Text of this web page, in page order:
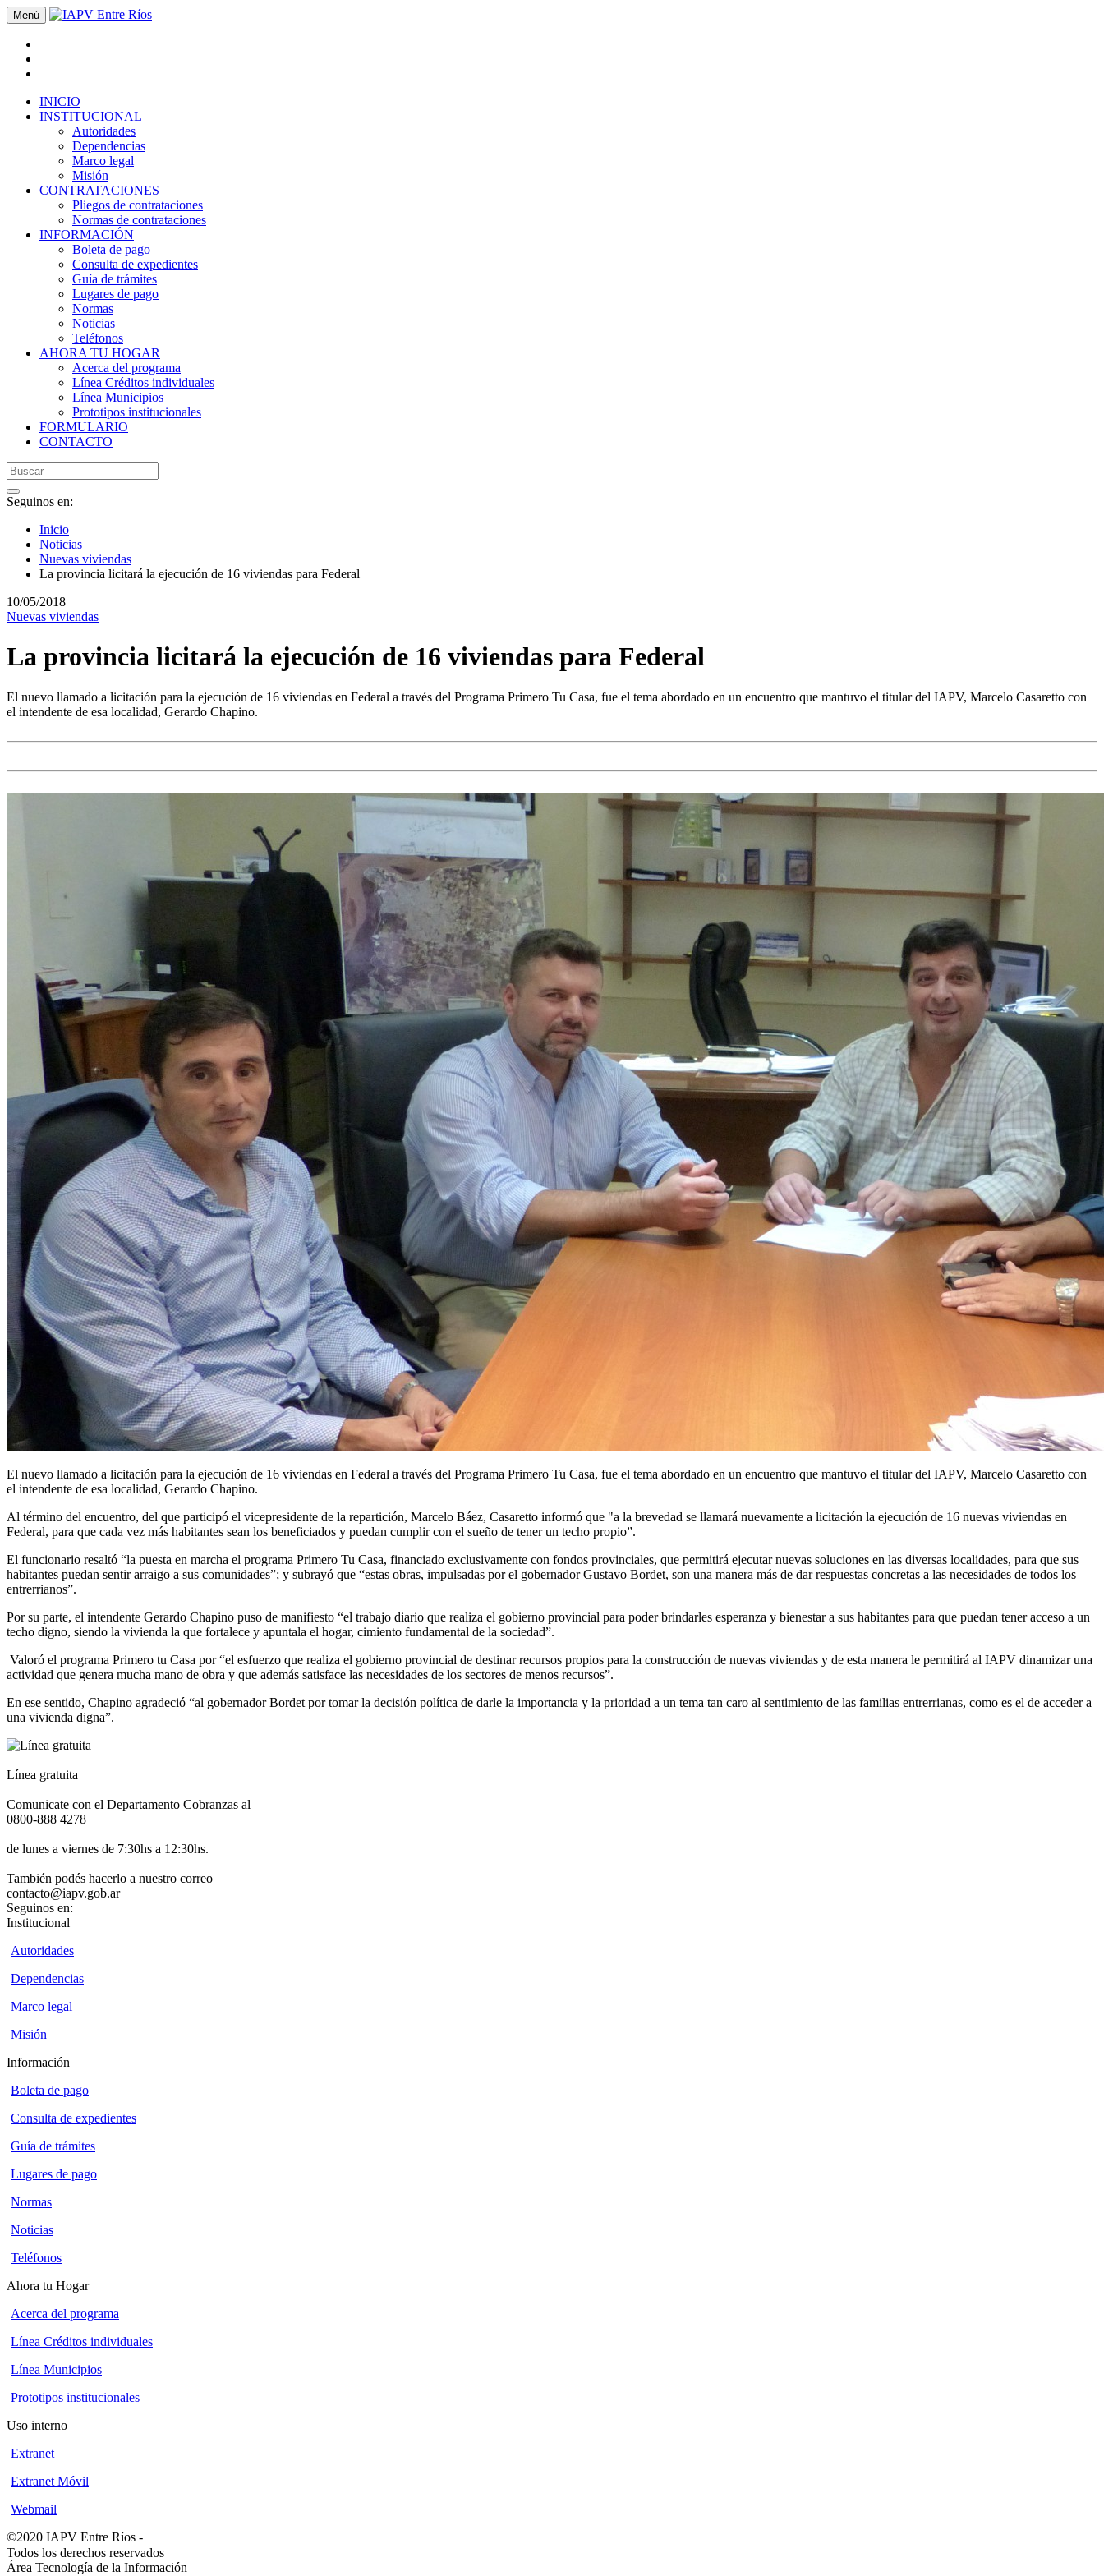
Menú
INICIO
INSTITUCIONAL
Autoridades
Dependencias
Marco legal
Misión
CONTRATACIONES
Pliegos de contrataciones
Normas de contrataciones
INFORMACIÓN
Boleta de pago
Consulta de expedientes
Guía de trámites
Lugares de pago
Normas
Noticias
Teléfonos
AHORA TU HOGAR
Acerca del programa
Línea Créditos individuales
Línea Municipios
Prototipos institucionales
FORMULARIO
CONTACTO
Seguinos en:
Inicio
Noticias
Nuevas viviendas
La provincia licitará la ejecución de 16 viviendas para Federal
10/05/2018
Nuevas viviendas
La provincia licitará la ejecución de 16 viviendas para Federal
El nuevo llamado a licitación para la ejecución de 16 viviendas en Federal a través del Programa Primero Tu Casa, fue el tema abordado en un encuentro que mantuvo el titular del IAPV, Marcelo Casaretto con
el intendente de esa localidad, Gerardo Chapino.
El nuevo llamado a licitación para la ejecución de 16 viviendas en Federal a través del Programa Primero Tu Casa, fue el tema abordado en un encuentro que mantuvo el titular del IAPV, Marcelo Casaretto con
el intendente de esa localidad, Gerardo Chapino.
Al término del encuentro, del que participó el vicepresidente de la repartición, Marcelo Báez, Casaretto informó que "a la brevedad se llamará nuevamente a licitación la ejecución de 16 nuevas viviendas en
Federal, para que cada vez más habitantes sean los beneficiados y puedan cumplir con el sueño de tener un techo propio”.
El funcionario resaltó “la puesta en marcha el programa Primero Tu Casa, financiado exclusivamente con fondos provinciales, que permitirá ejecutar nuevas soluciones en las diversas localidades, para que sus
habitantes puedan sentir arraigo a sus comunidades”; y subrayó que “estas obras, impulsadas por el gobernador Gustavo Bordet, son una manera más de dar respuestas concretas a las necesidades de todos los
entrerrianos”.
Por su parte, el intendente Gerardo Chapino puso de manifiesto “el trabajo diario que realiza el gobierno provincial para poder brindarles esperanza y bienestar a sus habitantes para que puedan tener acceso a un
techo digno, siendo la vivienda la que fortalece y apuntala el hogar, cimiento fundamental de la sociedad”.
Valoró el programa Primero tu Casa por “el esfuerzo que realiza el gobierno provincial de destinar recursos propios para la construcción de nuevas viviendas y de esta manera le permitirá al IAPV dinamizar una
actividad que genera mucha mano de obra y que además satisface las necesidades de los sectores de menos recursos”.
En ese sentido, Chapino agradeció “al gobernador Bordet por tomar la decisión política de darle la importancia y la prioridad a un tema tan caro al sentimiento de las familias entrerrianas, como es el de acceder a
una vivienda digna”.
Línea gratuita
Comunicate con el Departamento Cobranzas al
0800-888 4278
de lunes a viernes de 7:30hs a 12:30hs.
También podés hacerlo a nuestro correo
contacto@iapv.gob.ar
Seguinos en:
Institucional
Autoridades
Dependencias
Marco legal
Misión
Información
Boleta de pago
Consulta de expedientes
Guía de trámites
Lugares de pago
Normas
Noticias
Teléfonos
Ahora tu Hogar
Acerca del programa
Línea Créditos individuales
Línea Municipios
Prototipos institucionales
Uso interno
Extranet
Extranet Móvil
Webmail
©2020 IAPV Entre Ríos -
Todos los derechos reservados
Área Tecnología de la Información